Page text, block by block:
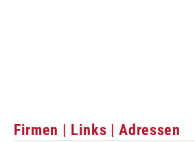
Firmen | Links | Adressen